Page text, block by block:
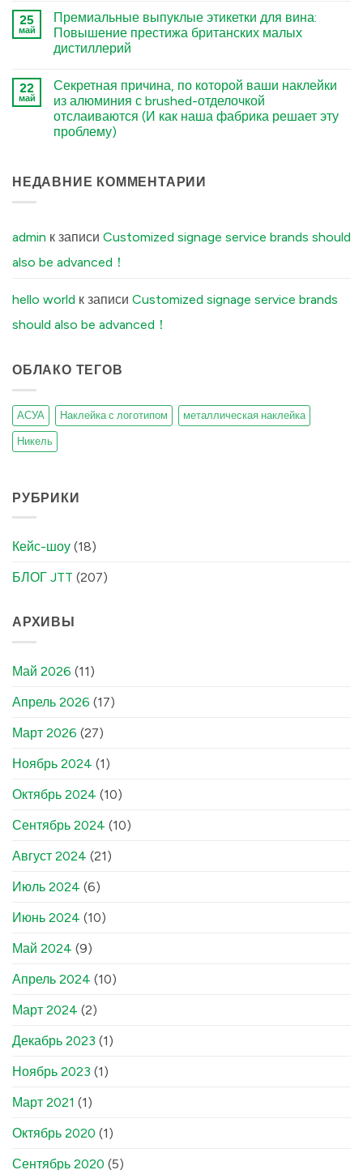
Processes
में
Factors
You
Must
Tell
Your
Ordering
Custom
Aluminum
Labels
में
Stamped
Metal
Logo
Sticker:
Structural
Differences
Explained
में
25
май
Премиальные выпуклые этикетки для вина:
Повышение престижа британских малых
дистиллерий
नहीं
Premium
Embossed
Wine
Labels:
Elevating
में
22
май
Секретная причина, по которой ваши наклейки
из алюминия с brushed-отделочкой
отслаиваются (И как наша фабрика решает эту
проблему)
The
Secret
Aluminum
Stickers
Off
Our
Factory
It)
НЕДАВНИЕ КОММЕНТАРИИ
admin к записи Customized signage service brands should
also be advanced！
hello world к записи Customized signage service brands
should also be advanced！
ОБЛАКО ТЕГОВ
АСУА Наклейка с логотипом металлическая наклейка
Никель
РУБРИКИ
Кейс-шоу (18)
БЛОГ JTT (207)
АРХИВЫ
Май 2026 (11)
Апрель 2026 (17)
Март 2026 (27)
Ноябрь 2024 (1)
Октябрь 2024 (10)
Сентябрь 2024 (10)
Август 2024 (21)
Июль 2024 (6)
Июнь 2024 (10)
Май 2024 (9)
Апрель 2024 (10)
Март 2024 (2)
Декабрь 2023 (1)
Ноябрь 2023 (1)
Март 2021 (1)
Октябрь 2020 (1)
Сентябрь 2020 (5)